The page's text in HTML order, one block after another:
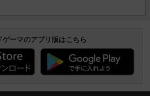
ゲーマのアプリ版はこちら